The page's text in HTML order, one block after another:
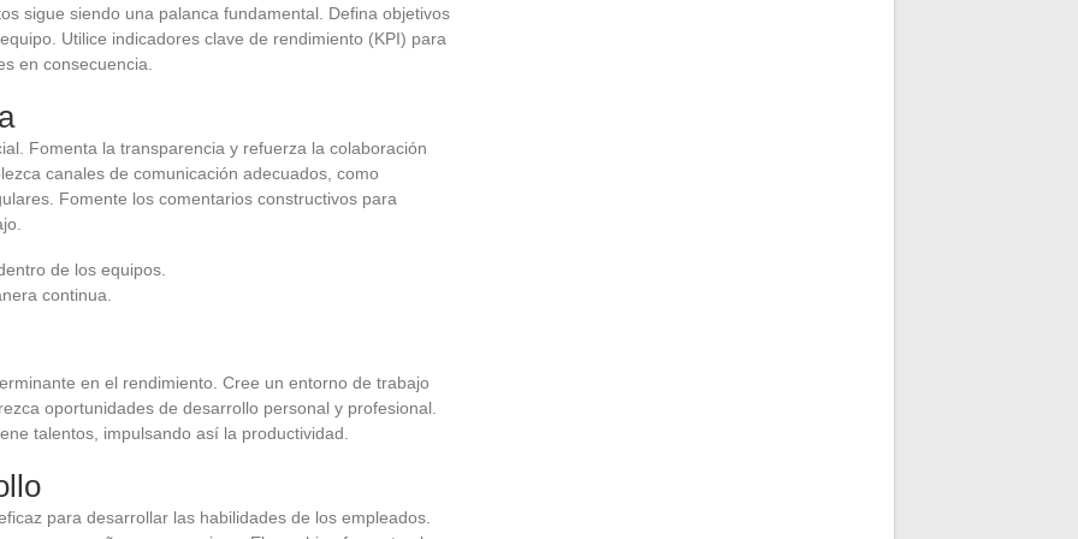
sigue siendo una palanca fundamental. Defina objetivos
Utilice indicadores clave de rendimiento (KPI) para
en consecuencia.
Fomenta la transparencia y refuerza la colaboración
canales de comunicación adecuados, como
Fomente los comentarios constructivos para
de los equipos.
continua.
en el rendimiento. Cree un entorno de trabajo
oportunidades de desarrollo personal y profesional.
talentos, impulsando así la productividad.
para desarrollar las habilidades de los empleados.